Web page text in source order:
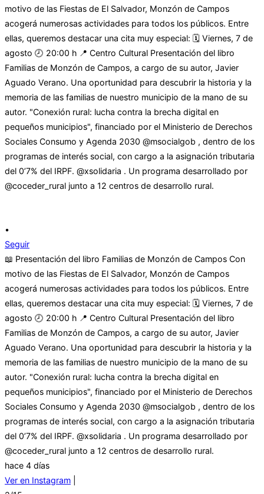
•
Seguir
📖 Presentación del libro Familias de Monzón de Campos Con
motivo de las Fiestas de El Salvador, Monzón de Campos
acogerá numerosas actividades para todos los públicos. Entre
ellas, queremos destacar una cita muy especial: 🗓 Viernes, 7 de
agosto 🕗 20:00 h 📍 Centro Cultural Presentación del libro
Familias de Monzón de Campos, a cargo de su autor, Javier
Aguado Verano. Una oportunidad para descubrir la historia y la
memoria de las familias de nuestro municipio de la mano de su
autor. "Conexión rural: lucha contra la brecha digital en
pequeños municipios", financiado por el Ministerio de Derechos
Sociales Consumo y Agenda 2030 @msocialgob , dentro de los
programas de interés social, con cargo a la asignación tributaria
del 0’7% del IRPF. @xsolidaria . Un programa desarrollado por
@coceder_rural junto a 12 centros de desarrollo rural.
hace 4 días
Ver en Instagram